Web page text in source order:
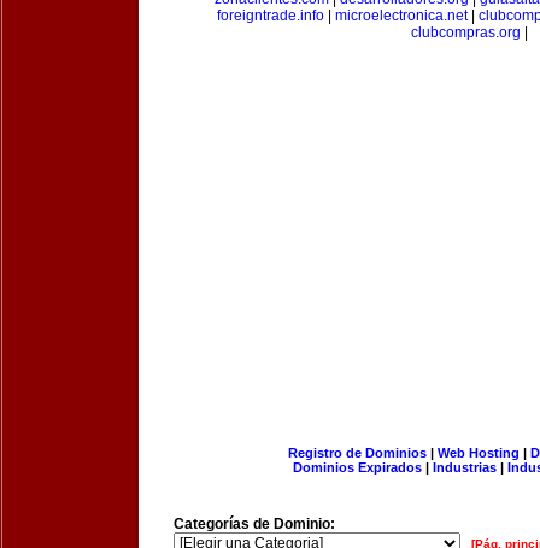
foreigntrade.info
microelectronica.net|
clubcompras.org
Registro de Dominios| Web Hosting |
Dominios Expirados | Industrias |
Categorías de Dominio:
[Pág.